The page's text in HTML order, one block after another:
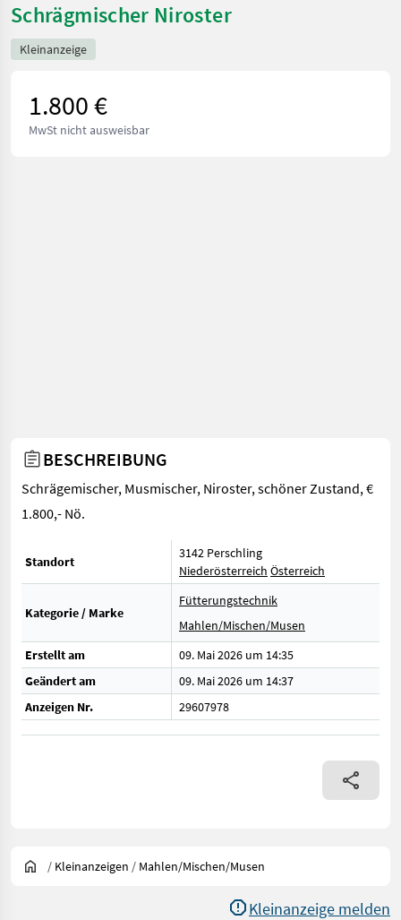
Schrägmischer Niroster
Kleinanzeige
1.800 €
MwSt nicht ausweisbar
BESCHREIBUNG
Schrägemischer, Musmischer, Niroster, schöner Zustand, €
1.800,- Nö.
Standort
3142 Perschling
Niederösterreich Österreich
Kategorie / Marke
Fütterungstechnik
Mahlen/Mischen/Musen
Erstellt am
09. Mai 2026 um 14:35
Geändert am
09. Mai 2026 um 14:37
Anzeigen Nr.
29607978
/ Kleinanzeigen / Mahlen/Mischen/Musen
Kleinanzeige melden